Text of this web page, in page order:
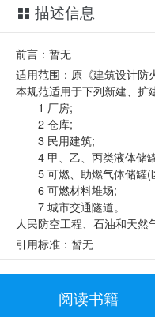
描述信息
前言：暂无
本规范适用于下列新建、扩
1 厂房;
2 仓库;
3 民用建筑;
4 甲、乙、丙类液体储
5 可燃、助燃气体储罐(
6 可燃材料堆场;
7 城市交通隧道。
人民防空工程、石油和天然气工程、石油化工工程和火
引用标准：暂无
相关标准
阅读书籍